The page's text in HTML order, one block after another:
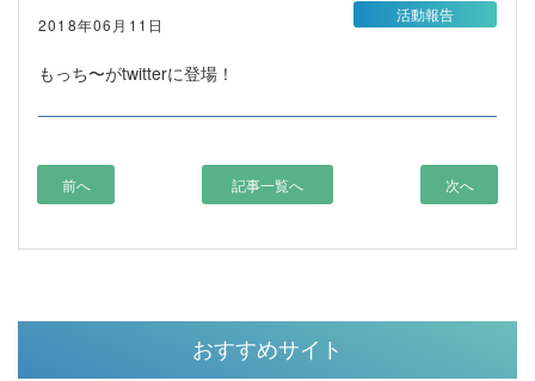
2018年06月11日
もっち〜がtwitterに登場！
活動報告
前へ 記事一覧へ 次へ
おすすめサイト